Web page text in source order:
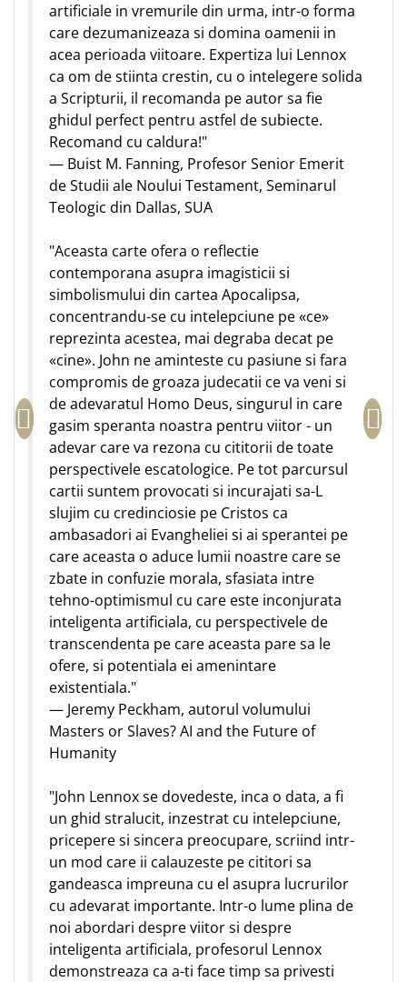
artificiale in vremurile din urma, intr-o forma
care dezumanizeaza si domina oamenii in
acea perioada viitoare. Expertiza lui Lennox
ca om de stiinta crestin, cu o intelegere solida
a Scripturii, il recomanda pe autor sa fie
ghidul perfect pentru astfel de subiecte.
Recomand cu caldura!"
— Buist M. Fanning, Profesor Senior Emerit
de Studii ale Noului Testament, Seminarul
Teologic din Dallas, SUA
"Aceasta carte ofera o reflectie
contemporana asupra imagisticii si
simbolismului din cartea Apocalipsa,
concentrandu-se cu intelepciune pe «ce»
reprezinta acestea, mai degraba decat pe
«cine». John ne aminteste cu pasiune si fara
compromis de groaza judecatii ce va veni si
de adevaratul Homo Deus, singurul in care
gasim speranta noastra pentru viitor - un
adevar care va rezona cu cititorii de toate
perspectivele escatologice. Pe tot parcursul
cartii suntem provocati si incurajati sa-L
slujim cu credinciosie pe Cristos ca
ambasadori ai Evangheliei si ai sperantei pe
care aceasta o aduce lumii noastre care se
zbate in confuzie morala, sfasiata intre
tehno-optimismul cu care este inconjurata
inteligenta artificiala, cu perspectivele de
transcendenta pe care aceasta pare sa le
ofere, si potentiala ei amenintare
existentiala."
— Jeremy Peckham, autorul volumului
Masters or Slaves? AI and the Future of
Humanity
"John Lennox se dovedeste, inca o data, a fi
un ghid stralucit, inzestrat cu intelepciune,
pricepere si sincera preocupare, scriind intr-
un mod care ii calauzeste pe cititori sa
gandeasca impreuna cu el asupra lucrurilor
cu adevarat importante. Intr-o lume plina de
noi abordari despre viitor si despre
inteligenta artificiala, profesorul Lennox
demonstreaza ca a-ti face timp sa privesti